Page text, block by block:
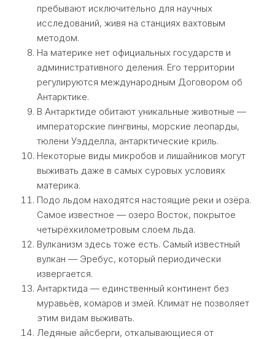
пребывают исключительно для научных
исследований, живя на станциях вахтовым
методом.
На материке нет официальных государств и
административного деления. Его территории
регулируются международным Договором об
Антарктике.
В Антарктиде обитают уникальные животные —
императорские пингвины, морские леопарды,
тюлени Уэдделла, антарктические криль.
Некоторые виды микробов и лишайников могут
выживать даже в самых суровых условиях
материка.
Подо льдом находятся настоящие реки и озёра.
Самое известное — озеро Восток, покрытое
четырёхкилометровым слоем льда.
Вулканизм здесь тоже есть. Самый известный
вулкан — Эребус, который периодически
извергается.
Антарктида — единственный континент без
муравьёв, комаров и змей. Климат не позволяет
этим видам выживать.
Ледяные айсберги, откалывающиеся от